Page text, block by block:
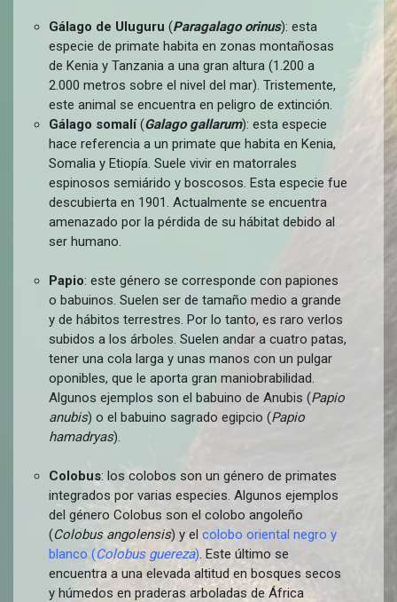
Gálago de Uluguru (Paragalago orinus): esta
especie de primate habita en zonas montañosas
de Kenia y Tanzania a una gran altura (1.200 a
2.000 metros sobre el nivel del mar). Tristemente,
este animal se encuentra en peligro de extinción.
Gálago somalí(Galago gallarum): esta especie
hace referencia a un primate que habita en Kenia,
Somalia y Etiopía. Suele vivir en matorrales
espinosos semiárido y boscosos. Esta especie fue
descubierta en 1901. Actualmente se encuentra
amenazado por la pérdida de su hábitat debido al
ser humano.
Papio: este género se corresponde con papiones
o babuinos. Suelen ser de tamaño medio a grande
y de hábitos terrestres. Por lo tanto, es raro verlos
subidos a los árboles. Suelen andar a cuatro patas,
tener una cola larga y unas manos con un pulgar
oponibles, que le aporta gran maniobrabilidad.
Algunos ejemplos son el babuino de Anubis (Papio
anubis) o el babuino sagrado egipcio (Papio
hamadryas).
Colobus: los colobos son un género de primates
integrados por varias especies. Algunos ejemplos
del género Colobus son el colobo angoleño
(Colobus angolensis) y el colobo oriental negro y
blanco (Colobus guereza). Este último se
encuentra a una elevada altitud en bosques secos
y húmedos en praderas arboladas de África